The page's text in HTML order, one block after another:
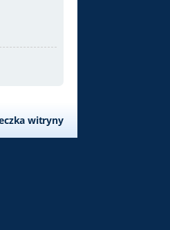
witryny